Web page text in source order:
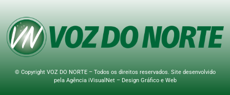
© Copyright VOZ DO NORTE – Todos os direitos reservados. Site desenvolvido
pela Agência iVisualNet – Design Gráfico e Web